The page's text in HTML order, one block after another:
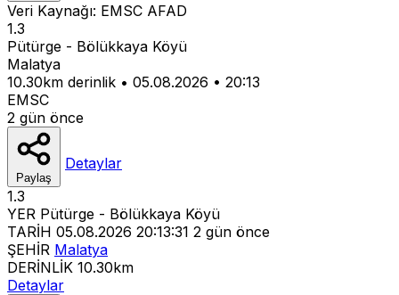
Veri Kaynağı: EMSC AFAD
1.3
Pütürge - Bölükkaya Köyü
Malatya
10.30km derinlik • 05.08.2026 • 20:13
EMSC
2 gün önce
Paylaş
Detaylar
1.3
YER Pütürge - Bölükkaya Köyü
TARİH 05.08.2026 20:13:31 2 gün önce
ŞEHİR Malatya
DERİNLİK 10.30km
Detaylar